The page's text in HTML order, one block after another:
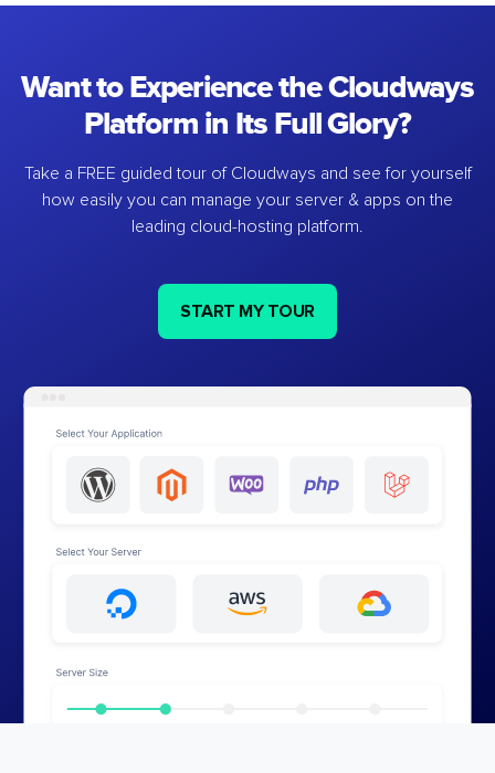
Want to Experience the Cloudways
Platform in Its Full Glory?
Take a FREE guided tour of Cloudways and see for yourself
how easily you can manage your server & apps on the
leading cloud-hosting platform.
START MY TOUR